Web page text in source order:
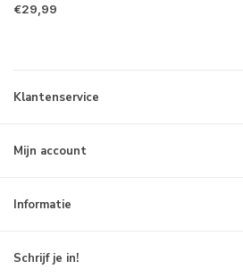
€29,99
Klantenservice
Mijn account
Informatie
Schrijf je in!